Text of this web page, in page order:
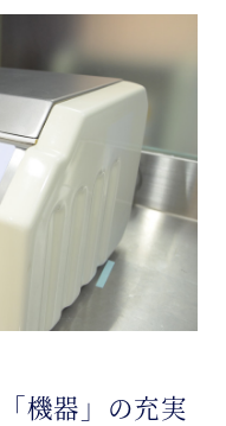
機器」の充実